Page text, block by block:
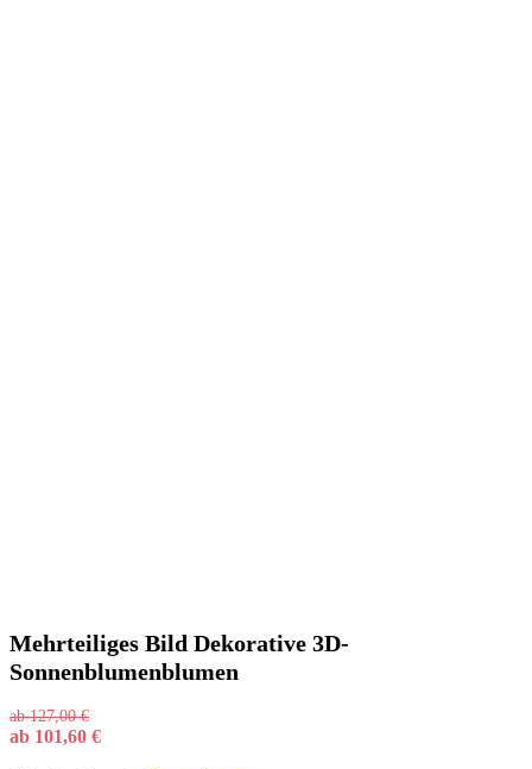
Mehrteiliges Bild Dekorative 3D-
Sonnenblumenblumen
ab127,00€
ab 101,60 €